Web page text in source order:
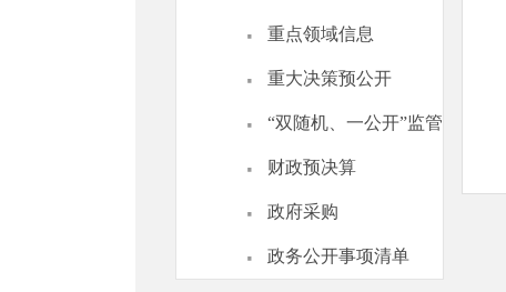
· 重点领域信息
· 重大决策预公开
· “双随机、一公开”监管
· 财政预决算
· 政府采购
· 政务公开事项清单